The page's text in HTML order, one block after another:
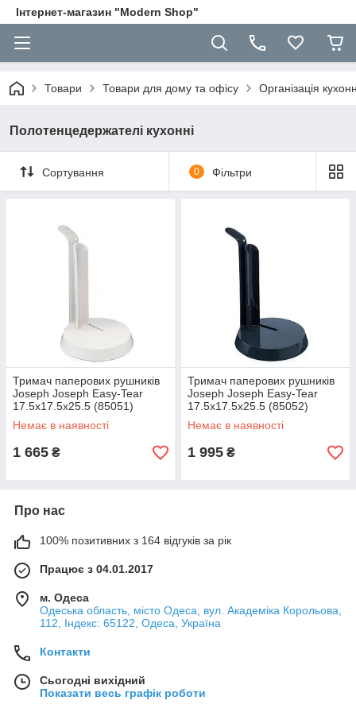
Інтернет-магазин "Modern Shop"
Товари Товари для дому та офісу Організація
Полотенцедержателі кухонні
Сортування 0 Фільтри
Тримач паперових рушників
Joseph Joseph Easy-Tear
17.5x17.5x25.5 (85051)
Немає в наявності
1 665 ₴
Тримач паперових рушників
Joseph Joseph Easy-Tear
17.5x17.5x25.5 (85052)
Немає в наявності
1 995 ₴
Про нас
100% позитивних з 164 відгуків за рік
Працює з 04.01.2017
м. Одеса
Одеська область, місто Одеса, вул. Академіка Корольова,
112, Індекс: 65122, Одеса, Україна
Контакти
Сьогодні вихідний
Показати весь графік роботи